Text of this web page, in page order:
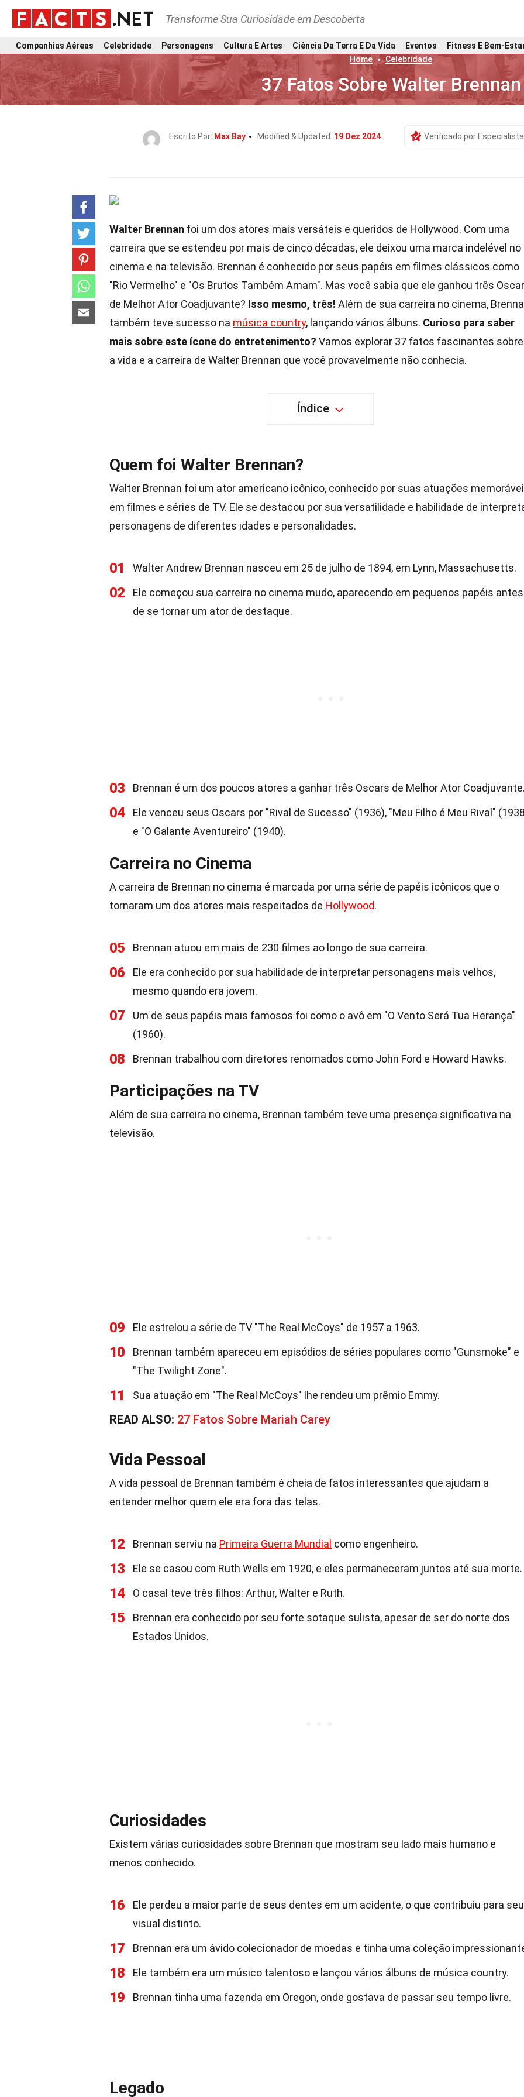
Transforme Sua Curiosidade em Descoberta
Companhias Aéreas Celebridade Personagens Cultura E Artes Ciência Da Terra E Da Vida Eventos
Fitness E Bem-
Home
Celebridade
37 Fatos Sobre Walter Brennan
Escrito Por: Max Bay Modified & Updated: 19 Dez 2024 Verificado por Especialista
Walter Brennan foi um dos atores mais versáteis e queridos de Hollywood. Com uma
carreira que se estendeu por mais de cinco décadas, ele deixou uma marca indelével no
cinema e na televisão. Brennan é conhecido por seus papéis em filmes clássicos como
"Rio Vermelho" e "Os Brutos Também Amam". Mas você sabia que ele ganhou três
de Melhor Ator Coadjuvante? Isso mesmo, três! Além de sua carreira no cinema,
também teve sucesso na música country, lançando vários álbuns. Curioso para saber
mais sobre este ícone do entretenimento? Vamos explorar 37 fatos fascinantes sobre
a vida e a carreira de Walter Brennan que você provavelmente não conhecia.
Índice
Quem foi Walter Brennan?
Walter Brennan foi um ator americano icônico, conhecido por suas atuações
em filmes e séries de TV. Ele se destacou por sua versatilidade e habilidade de
personagens de diferentes idades e personalidades.
01 Walter Andrew Brennan nasceu em 25 de julho de 1894, em Lynn, Massachusetts.
02
Ele começou sua carreira no cinema mudo, aparecendo em pequenos papéis antes
de se tornar um ator de destaque.
03 Brennan é um dos poucos atores a ganhar três Oscars de Melhor Ator
04
Ele venceu seus Oscars por "Rival de Sucesso" (1936), "Meu Filho é Meu Rival"
e "O Galante Aventureiro" (1940).
Carreira no Cinema
A carreira de Brennan no cinema é marcada por uma série de papéis icônicos que o
tornaram um dos atores mais respeitados de Hollywood.
05 Brennan atuou em mais de 230 filmes ao longo de sua carreira.
06
Ele era conhecido por sua habilidade de interpretar personagens mais velhos,
mesmo quando era jovem.
07
Um de seus papéis mais famosos foi como o avô em "O Vento Será Tua Herança"
(1960).
08 Brennan trabalhou com diretores renomados como John Ford e Howard Hawks.
Participações na TV
Além de sua carreira no cinema, Brennan também teve uma presença significativa na
televisão.
09 Ele estrelou a série de TV "The Real McCoys" de 1957 a 1963.
10
Brennan também apareceu em episódios de séries populares como "Gunsmoke" e
"The Twilight Zone".
11 Sua atuação em "The Real McCoys" lhe rendeu um prêmio Emmy.
READ ALSO: 27 Fatos Sobre Mariah Carey
Vida Pessoal
A vida pessoal de Brennan também é cheia de fatos interessantes que ajudam a
entender melhor quem ele era fora das telas.
12 Brennan serviu na Primeira Guerra Mundial como engenheiro.
13 Ele se casou com Ruth Wells em 1920, e eles permaneceram juntos até sua morte.
14 O casal teve três filhos: Arthur, Walter e Ruth.
15
Brennan era conhecido por seu forte sotaque sulista, apesar de ser do norte dos
Estados Unidos.
Curiosidades
Existem várias curiosidades sobre Brennan que mostram seu lado mais humano e
menos conhecido.
16
Ele perdeu a maior parte de seus dentes em um acidente, o que contribuiu para seu
visual distinto.
17 Brennan era um ávido colecionador de moedas e tinha uma coleção
18 Ele também era um músico talentoso e lançou vários álbuns de música country.
19 Brennan tinha uma fazenda em Oregon, onde gostava de passar seu tempo livre.
Legado